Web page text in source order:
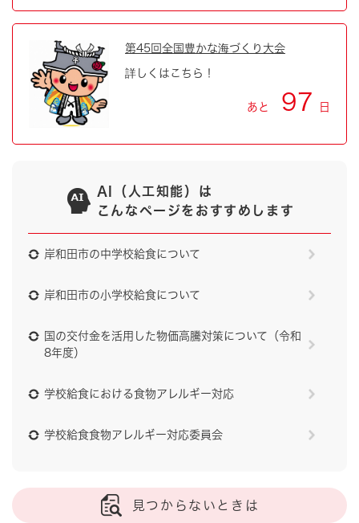
第45回全国豊かな海づくり大会
詳しくはこちら！
あと 97 日
AI（人工知能）は
こんなページをおすすめします
岸和田市の中学校給食について
岸和田市の小学校給食について
国の交付金を活用した物価高騰対策について（令和
8年度）
学校給食における食物アレルギー対応
学校給食食物アレルギー対応委員会
見つからないときは